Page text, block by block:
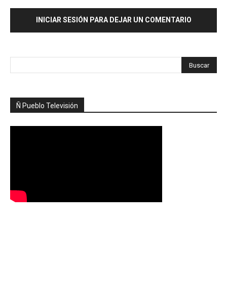
INICIAR SESIÓN PARA DEJAR UN COMENTARIO
Ñ Pueblo Televisión